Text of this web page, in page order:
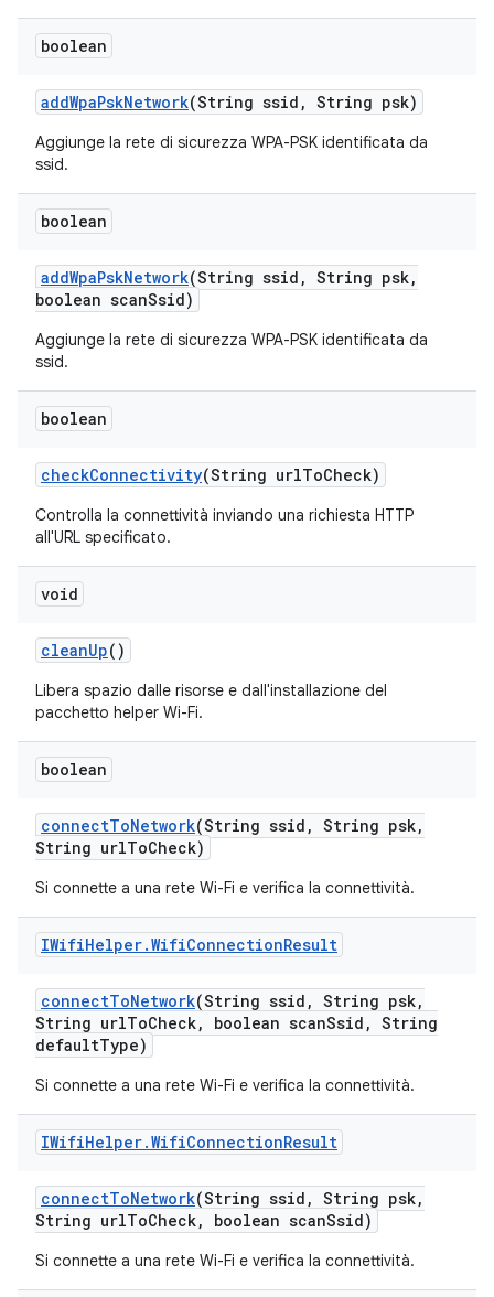
boolean
addWpaPskNetwork(String ssid , String psk)
Aggiunge la rete di sicurezza WPA-PSK identificata da
ssid.
boolean
addWpaPskNetwork(String ssid , String psk,
boolean scanSsid)
Aggiunge la rete di sicurezza WPA-PSK identificata da
ssid.
boolean
checkConnectivity(String urlToCheck)
Controlla la connettività inviando una richiesta HTTP
all'URL specificato.
void
cleanUp()
Libera spazio dalle risorse e dall'installazione del
pacchetto helper Wi-Fi.
boolean
connectToNetwork(String ssid , String psk,
String urlToCheck)
Si connette a una rete Wi-Fi e verifica la connettività.
IWifiHelper.WifiConnectionResult
connectToNetwork(String ssid , String psk,
String urlToCheck, boolean scanSsid , String
defaultType)
Si connette a una rete Wi-Fi e verifica la connettività.
IWifiHelper.WifiConnectionResult
connectToNetwork(String ssid , String psk,
String urlToCheck, boolean scanSsid)
Si connette a una rete Wi-Fi e verifica la connettività.